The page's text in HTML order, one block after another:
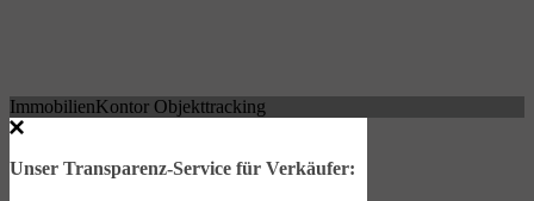
ImmobilienKontor Objekttracking
Unser Transparenz-Service für Verkäufer: